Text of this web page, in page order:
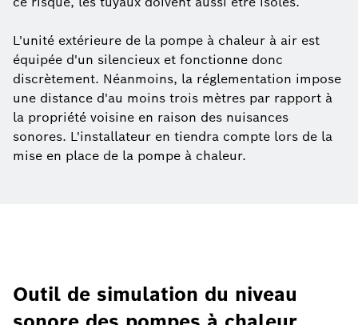
L'unité extérieure de la pompe à chaleur à air est
équipée d'un silencieux et fonctionne donc
discrètement. Néanmoins, la réglementation impose
une distance d'au moins trois mètres par rapport à
la propriété voisine en raison des nuisances
sonores. L'installateur en tiendra compte lors de la
mise en place de la pompe à chaleur.
Outil de simulation du niveau